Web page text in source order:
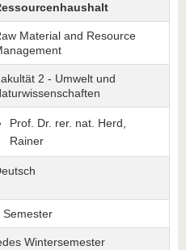
Material and Resource
2 - Umwelt und
Prof. Dr. rer. nat. Herd,
Rainer
Semester
Wintersemester